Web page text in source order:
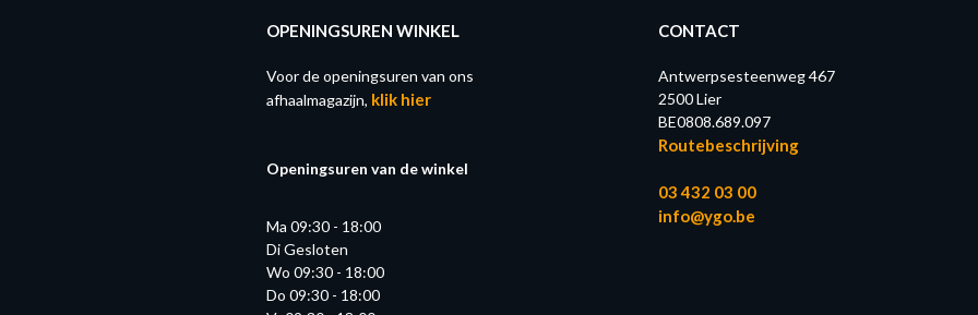
OPENINGSUREN WINKEL
Voor de openingsuren van ons
afhaalmagazijn, klik hier
Openingsuren van de winkel
Ma 09:30 - 18:00
Di Gesloten
Wo 09:30 - 18:00
Do 09:30 - 18:00
CONTACT
Antwerpsesteenweg 467
2500 Lier
BE0808.689.097
Routebeschrijving
03 432 03 00
info@ygo.be